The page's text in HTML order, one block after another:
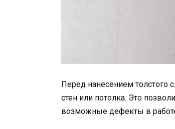
Перед нанесением толстого
стен или потолка. Это
возможные дефекты в